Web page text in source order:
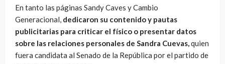
En tanto las páginas Sandy Caves y Cambio
Generacional, dedicaron su contenido y pautas
publicitarias para criticar el físico o presentar datos
sobre las relaciones personales de Sandra Cuevas,quien
fuera candidata al Senado de la República por el partido de